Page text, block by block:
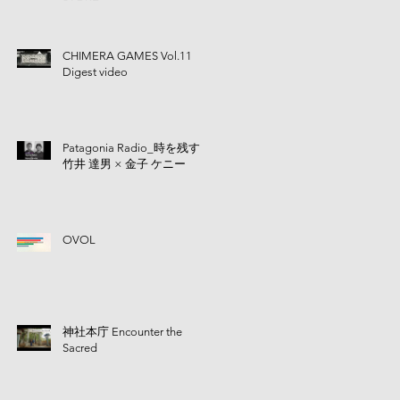
CHIMERA GAMES Vol.11
Digest video
Patagonia Radio_時を残す |
竹井 達男 × 金子 ケニー
OVOL
神社本庁 Encounter the
Sacred